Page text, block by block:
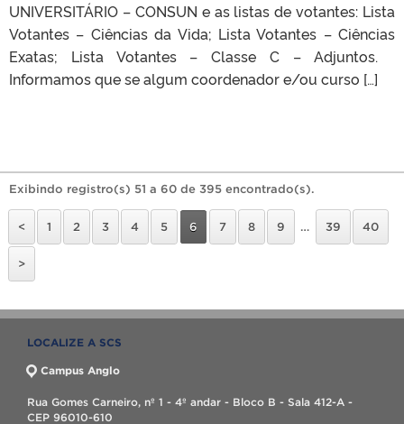
UNIVERSITÁRIO – CONSUN e as listas de votantes: Lista
Votantes – Ciências da Vida; Lista Votantes – Ciências
Exatas; Lista Votantes – Classe C – Adjuntos.
Informamos que se algum coordenador e/ou curso […]
Exibindo registro(s) 51 a 60 de 395 encontrado(s).
< 1 2 3 4 5 6 7 8 9 … 39 40
>
LOCALIZE A SCS
Campus Anglo
Rua Gomes Carneiro, nº 1 - 4º andar - Bloco B - Sala 412-A -
CEP 96010-610